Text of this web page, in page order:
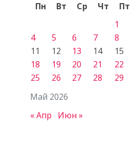
Май 2026
Пн Вт Ср Чт Пт
1
4
5 6 7 8
11
12 13 14 15
18
19 20 21 22
25
26 27 28 29
« Апр Июн »